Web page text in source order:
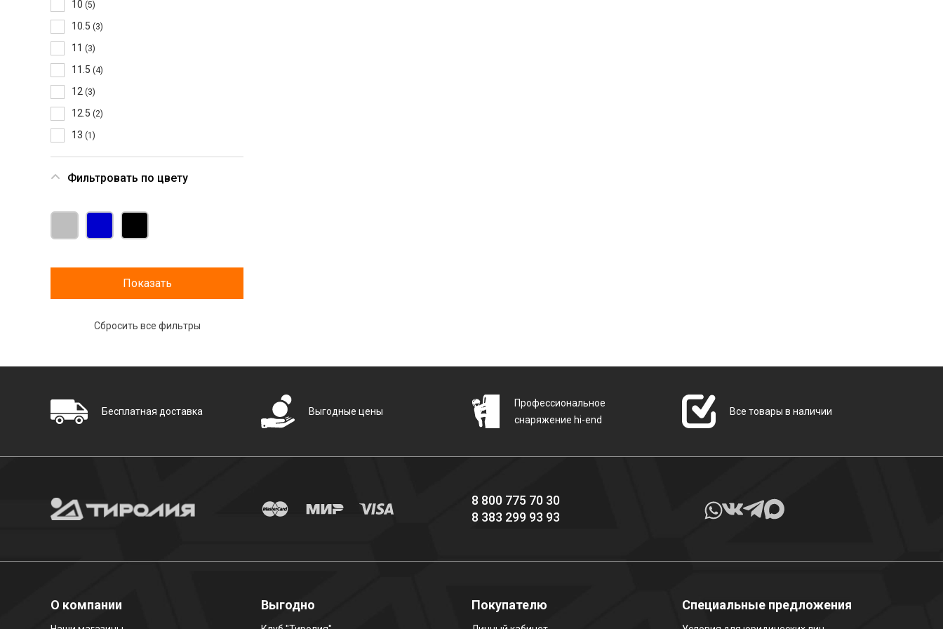
10 (5)
10.5 (3)
11 (3)
11.5 (4)
12 (3)
12.5 (2)
13 (1)
Фильтровать по цвету
Бесплатная доставка Выгодные цены
Профессиональное
снаряжение hi-end
Все товары в наличии
8 800 775 70 30
8 383 299 93 93
О компании Выгодно Покупателю Специальные предложения